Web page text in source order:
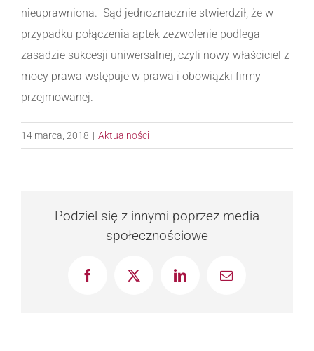
nieuprawniona. Sąd jednoznacznie stwierdził, że w
przypadku połączenia aptek zezwolenie podlega
zasadzie sukcesji uniwersalnej, czyli nowy właściciel z
mocy prawa wstępuje w prawa i obowiązki firmy
przejmowanej.
14 marca, 2018 | Aktualności
Podziel się z innymi poprzez media
społecznościowe
FacebookX LinkedInEmail